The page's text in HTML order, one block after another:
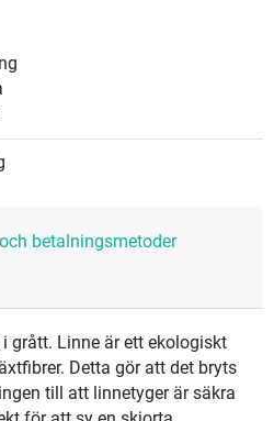
betalningsmetoder
grått. Linne är ett ekologiskt
Detta gör att det bryts
till att linnetyger är säkra